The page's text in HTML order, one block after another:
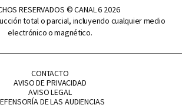
RESERVADOS © CANAL 6 2026
total o parcial, incluyendo cualquier medio
electrónico o magnético.
CONTACTO
AVISO DE PRIVACIDAD
AVISO LEGAL
DE LAS AUDIENCIAS